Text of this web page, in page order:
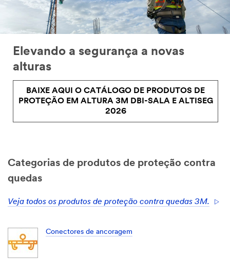
Elevando a segurança a novas
alturas
BAIXE AQUI O CATÁLOGO DE PRODUTOS DE
PROTEÇÃO EM ALTURA 3M DBI-SALA E ALTISEG
2026
Categorias de produtos de proteção contra
quedas
Veja todos os produtos de proteção contra quedas 3M.
Conectores de ancoragem